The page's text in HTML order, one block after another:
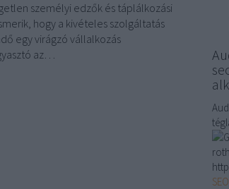
személyi edzők és táplálkozási
hogy a kivételes szolgáltatás
egy virágzó vállalkozás
az…